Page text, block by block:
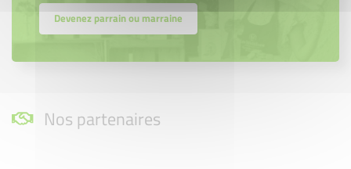
Devenez parrain ou marraine
Nos partenaires